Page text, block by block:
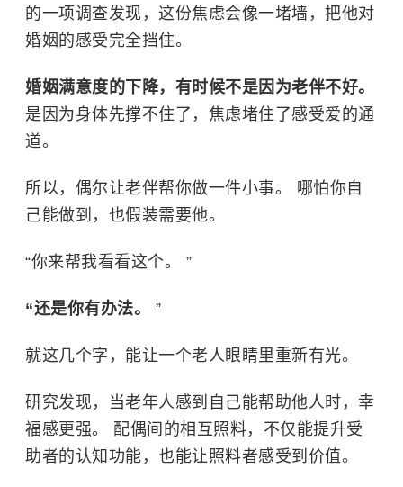
的一项调查发现，这份焦虑会像一堵墙，把他对
婚姻的感受完全挡住。
婚姻满意度的下降，有时候不是因为老伴不好。
是因为身体先撑不住了，焦虑堵住了感受爱的通
道。
所以，偶尔让老伴帮你做一件小事。 哪怕你自
己能做到，也假装需要他。
“你来帮我看看这个。 ”
“还是你有办法。 ”
就这几个字，能让一个老人眼睛里重新有光。
研究发现，当老年人感到自己能帮助他人时，幸
福感更强。 配偶间的相互照料，不仅能提升受
助者的认知功能，也能让照料者感受到价值。